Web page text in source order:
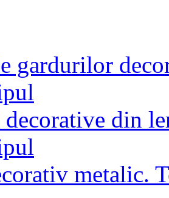
gardurilor
din
metalic.